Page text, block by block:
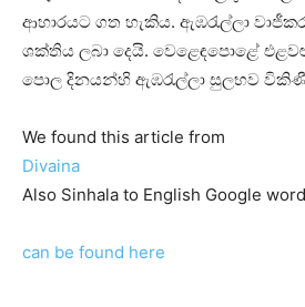
ආහාරයට ගත හැකිය. ඇඹරැල්ලා
ශක්‌තිය ලබා දෙයි. වෙළෙඳපොළේ
පොල දිනයන්හි ඇඹරැල්ලා සුලභව
We found this article from
Divaina
Also Sinhala to English Google
can be found here